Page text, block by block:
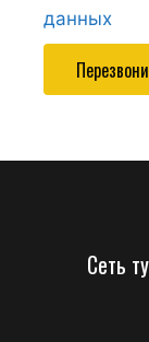
данных
Сеть